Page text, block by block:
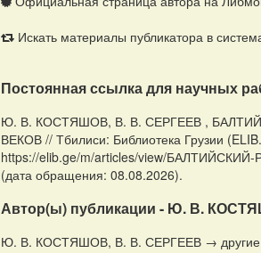
Искать материалы публикатора в
Постоянная ссылка для научных
Ю. В. КОСТЯШОВ, В. В. СЕРГЕЕВ ,
ВЕКОВ // Тбилиси: Библиотека Грузии
https://elib.ge/m/articles/view/
(дата обращения: 08.08.2026).
Автор(ы) публикации - Ю. В.
Ю. В. КОСТЯШОВ, В. В. СЕРГЕЕВ → другие